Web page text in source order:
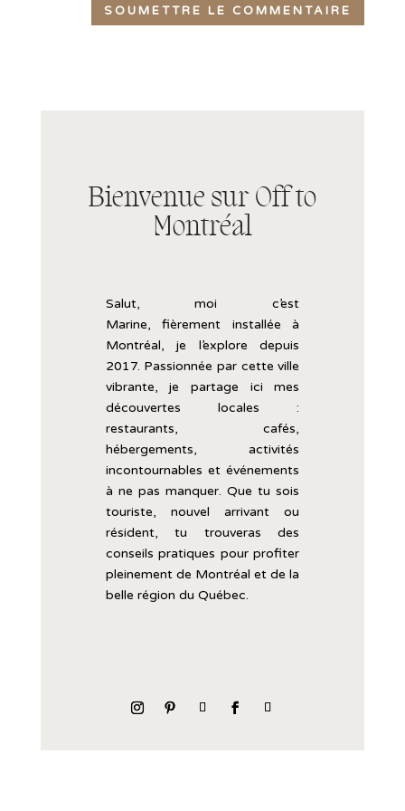
SOUMETTRE LE COMMENTAIRE
Bienvenue sur Off to
Montréal
Salut, moi c’est
Marine,
fièrement installéeà
Montréal, je l’exploredepuis
2017. Passionnéepar cetteville
vibrante,jepartage icimes
découvertes locales :
restaurants,cafés,
hébergements,activités
incontournables etévénements
à ne pasmanquer.Quetusois
touriste, nouvelarrivantou
résident,tu trouverasdes
conseilspratiques pourprofiter
pleinement de Montréaletdela
belle région du Québec.